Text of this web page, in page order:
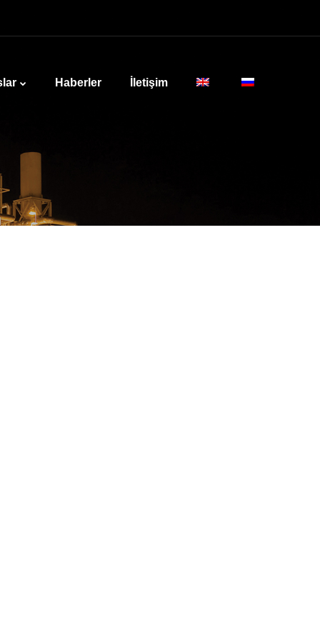
Haberler İletişim